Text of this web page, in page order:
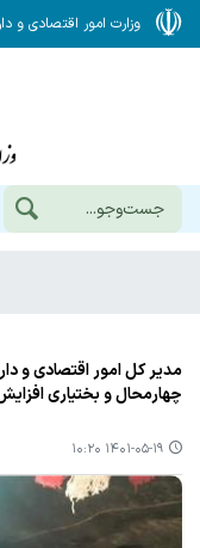
وزارت امور اقتصادی و
مدیر كل امور اقتصادی و
چهارمحال و بختیاری
۱۴۰۱-۰۵-۱۹ ۱۰:۲۰